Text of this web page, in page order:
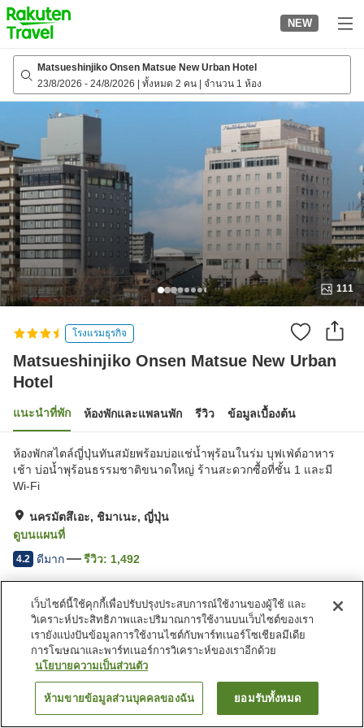
to
top
page
NEW
Matsueshinjiko Onsen Matsue New Urban Hotel
23/8/2026 - 24/8/2026 ทั้งหมด 2 คน จำนวน 1 ห้อง
111
โรงแรมธุรกิจ
Matsueshinjiko Onsen Matsue New Urban
Hotel
แนะนำที่พัก ห้องพักและแพลนพัก รีวิว ข้อมูลเบื้องต้น
ห้องพักสไตล์ญี่ปุ่นทันสมัยพร้อมบ่อแช่น้ำพุร้อนในร่ม บุฟเฟ่ต์อาหาร
เช้า บ่อน้ำพุร้อนธรรมชาติขนาดใหญ่ ร้านสะดวกซื้อที่ชั้น 1 และมี
Wi-Fi
นครมัตสึเอะ, ชิมาเนะ, ญี่ปุ่น
ดูบนแผนที่
4.2 ดีมาก รีวิว: 1,492
สิ่งอำนวยความสะดวกในที่พัก
ที่จอดรถ
สปา/บิวตี้ซาลอน
ร้านอาหาร
เลานจ์
Matsueshinjiko Onsen Matsue New Urban Hotel
ค้นหาห้องพัก
เว็บไซต์นี้ใช้คุกกี้เพื่อปรับปรุงประสบการณ์ใช้งานของผู้ใช้ และ
วิเคราะห์ประสิทธิภาพและปริมาณการใช้งานบนเว็บไซต์ของเรา
เรายังแบ่งปันข้อมูลการใช้งานไซต์กับพาร์ทเนอร์โซเชียลมีเดีย
การโฆษณาและพาร์ทเนอร์การวิเคราะห์ของเราอีกด้วย
นโยบายความเป็นส่วนตัว
ห้ามขายข้อมูลส่วนบุคคลของฉัน ยอมรับทั้งหมด